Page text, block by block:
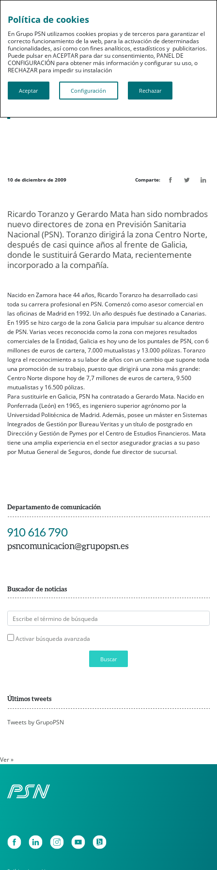
Noticias destacadas
Nuevos directores de zona para Centro
10 de diciembre de 2009 Comparte:
Ricardo Toranzo y Gerardo Mata han sido nombrados
nuevo directores de zona en Previsión Sanitaria
Nacional (PSN). Toranzo dirigirá la zona Centro Norte,
después de casi quince años al frente de Galicia,
donde le sustituirá Gerardo Mata, recientemente
incorporado a la compañía.
Nacido en Zamora hace 44 años, Ricardo Toranzo ha desarrollado casi
toda su carrera profesional en PSN. Comenzó como asesor comercial en
las oficinas de Madrid en 1992. Un año después fue destinado a Canarias.
En 1995 se hizo cargo de la zona Galicia para impulsar su alcance dentro
de PSN. Varias veces reconocida como la zona con mejores resultados
comerciales de la Entidad, Galicia es hoy uno de los puntales de PSN, con 6
millones de euros de cartera, 7.000 mutualistas y 13.000 pólizas. Toranzo
logra el reconocimiento a su labor de años con un cambio que supone toda
una promoción de su trabajo, puesto que dirigirá una zona más grande:
Centro Norte dispone hoy de 7,7 millones de euros de cartera, 9.500
mutualistas y 16.500 pólizas.
Para sustituirle en Galicia, PSN ha contratado a Gerardo Mata. Nacido en
Ponferrada (León) en 1965, es ingeniero superior agrónomo por la
Universidad Politécnica de Madrid. Además, posee un máster en Sistemas
Integrados de Gestión por Bureau Veritas y un título de postgrado en
Dirección y Gestión de Pymes por el Centro de Estudios Financieros. Mata
tiene una amplia experiencia en el sector asegurador gracias a su paso
por Mutua General de Seguros, donde fue director de sucursal.
Departamento de comunicación
910 616 790
psncomunicacion@grupopsn.es
Buscador de noticias
Activar búsqueda avanzada
Buscar
Últimos tweets
Tweets by GrupoPSN
Ver »
Política de cookies
En Grupo PSN utilizamos cookies propias y de terceros para garantizar el
correcto funcionamiento de la web, para la activación de determinadas
funcionalidades, así como con fines analíticos, estadísticos y publicitarios.
Puede pulsar en ACEPTAR para dar su consentimiento, PANEL DE
CONFIGURACIÓN para obtener más información y configurar su uso, o
RECHAZAR para impedir su instalación​​​​​​​
Aceptar Configuración Rechazar